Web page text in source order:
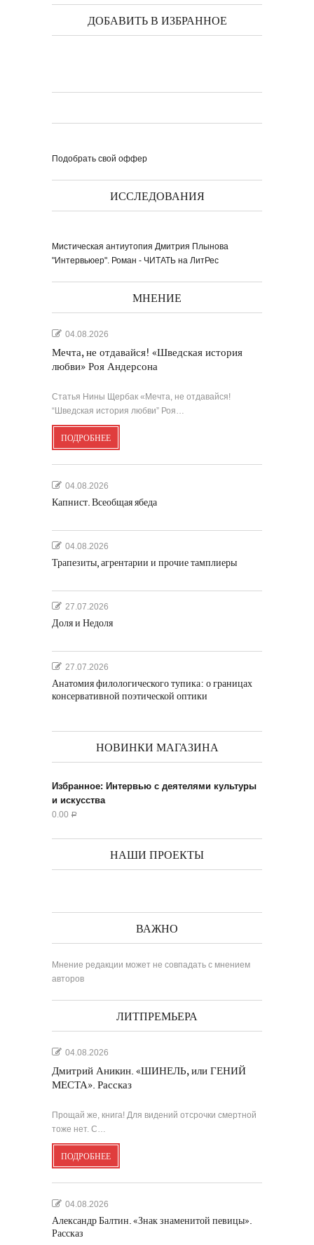
ДОБАВИТЬ В ИЗБРАННОЕ
Подобрать свой оффер
ИССЛЕДОВАНИЯ
Мистическая антиутопия Дмитрия Плынова
"Интервьюер". Роман - ЧИТАТЬ на ЛитРес
МНЕНИЕ
04.08.2026
Мечта, не отдавайся! «Шведская история
любви» Роя Андерсона
Статья Нины Щербак «Мечта, не отдавайся!
“Шведская история любви” Роя…
ПОДРОБНЕЕ
04.08.2026
Капнист. Всеобщая ябеда
04.08.2026
Трапезиты, агрентарии и прочие тамплиеры
27.07.2026
Доля и Недоля
27.07.2026
Анатомия филологического тупика: о границах
консервативной поэтической оптики
НОВИНКИ МАГАЗИНА
Избранное: Интервью с деятелями культуры
и искусства
0.00 Р
НАШИ ПРОЕКТЫ
ВАЖНО
Мнение редакции может не совпадать с мнением
авторов
ЛИТПРЕМЬЕРА
04.08.2026
Дмитрий Аникин. «ШИНЕЛЬ, или ГЕНИЙ
МЕСТА». Рассказ
Прощай же, книга! Для видений отсрочки смертной
тоже нет. С…
ПОДРОБНЕЕ
04.08.2026
Александр Балтин. «Знак знаменитой певицы».
Рассказ